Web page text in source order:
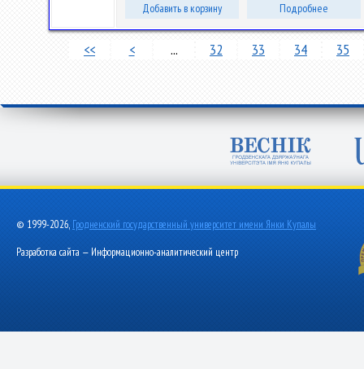
Добавить в корзину Подробнее
<< < ... 32 33 34 35
© 1999-2026, Гродненский государственный университет имени Янки Купалы
Разработка сайта — Информационно-аналитический центр